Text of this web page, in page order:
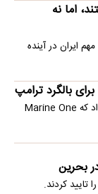
اما نه
ایران در آینده
بالگرد ترامپ
حادثه امنیتی برای بالگرد دونالد ترامپ پس از آن رخ داد که Marine One
بحرین
تایید کردند.